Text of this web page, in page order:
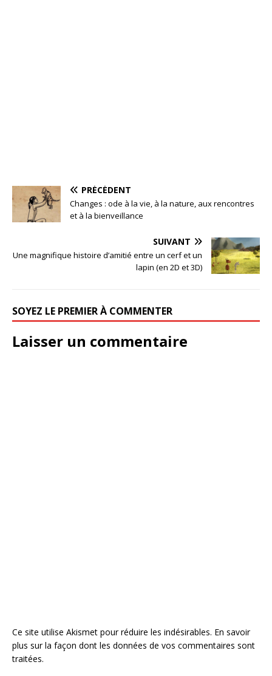
PRÉCÉDENT
Changes : ode à la vie, à la nature, aux rencontres
et à la bienveillance
SUIVANT
Une magnifique histoire d’amitié entre un cerf et un
lapin (en 2D et 3D)
SOYEZ LE PREMIER À COMMENTER
Laisser un commentaire
Ce site utilise Akismet pour réduire les indésirables. En savoir
plus sur la façon dont les données de vos commentaires sont
traitées.